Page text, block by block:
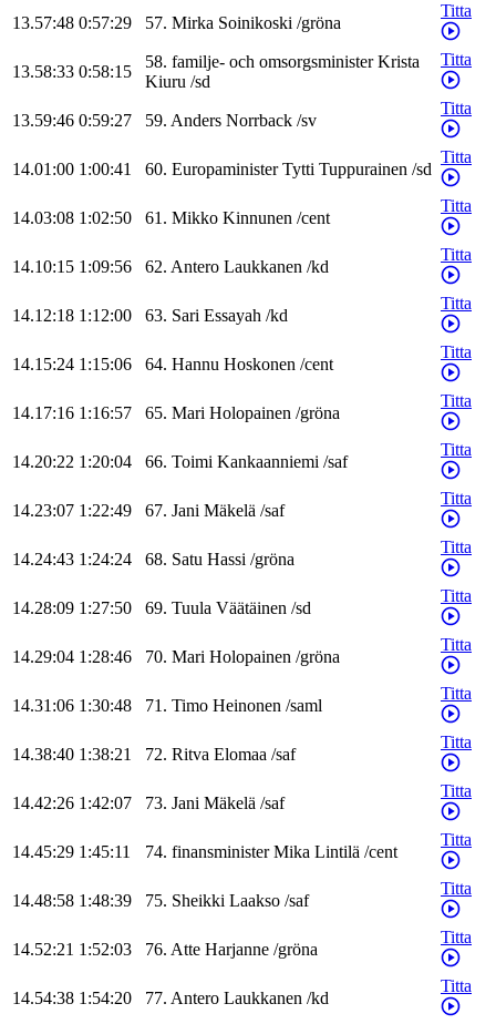
13.57:48 0:57:29 57. Mirka Soinikoski /gröna
Titta
13.58:33 0:58:15
58. familje- och omsorgsminister Krista
Kiuru /sd
Titta
13.59:46 0:59:27 59. Anders Norrback /sv
Titta
14.01:00 1:00:41 60. Europaminister Tytti Tuppurainen /sd
Titta
14.03:08 1:02:50 61. Mikko Kinnunen /cent
Titta
14.10:15 1:09:56 62. Antero Laukkanen /kd
Titta
14.12:18 1:12:00 63. Sari Essayah /kd
Titta
14.15:24 1:15:06 64. Hannu Hoskonen /cent
Titta
14.17:16 1:16:57 65. Mari Holopainen /gröna
Titta
14.20:22 1:20:04 66. Toimi Kankaanniemi /saf
Titta
14.23:07 1:22:49 67. Jani Mäkelä /saf
Titta
14.24:43 1:24:24 68. Satu Hassi /gröna
Titta
14.28:09 1:27:50 69. Tuula Väätäinen /sd
Titta
14.29:04 1:28:46 70. Mari Holopainen /gröna
Titta
14.31:06 1:30:48 71. Timo Heinonen /saml
Titta
14.38:40 1:38:21 72. Ritva Elomaa /saf
Titta
14.42:26 1:42:07 73. Jani Mäkelä /saf
Titta
14.45:29 1:45:11 74. finansminister Mika Lintilä /cent
Titta
14.48:58 1:48:39 75. Sheikki Laakso /saf
Titta
14.52:21 1:52:03 76. Atte Harjanne /gröna
Titta
14.54:38 1:54:20 77. Antero Laukkanen /kd
Titta